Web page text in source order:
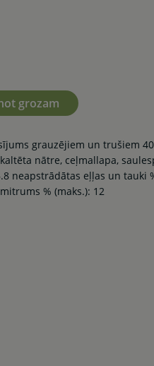
grozam
grauzējiem un trušiem
nātre, ceļmallapa,
neapstrādātas eļļas un tauki
% (maks.): 12